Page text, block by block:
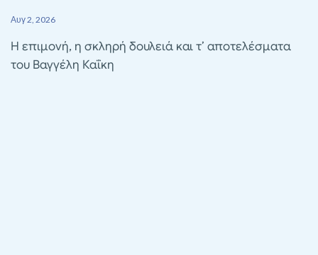
Αυγ 2, 2026
Η επιμονή, η σκληρή δουλειά και τ’ αποτελέσματα
του Βαγγέλη Καΐκη